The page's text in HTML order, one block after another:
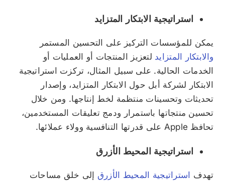
استراتيجية الابتكار المتزايد
يمكن للمؤسسات التركيز على التحسين المستمر
والابتكار المتزايد لتعزيز المنتجات أو العمليات أو
الخدمات الحالية. على سبيل المثال، تركزت استراتيجية
الابتكار لشركة أبل حول الابتكار المتزايد، وإصدار
تحديثات وتحسينات منتظمة لخط إنتاجها. ومن خلال
تحسين منتجاتها باستمرار ودمج تعليقات المستخدمين،
تحافظ Apple على قدرتها التنافسية وولاء عملائها.
استراتيجية المحيط الأزرق
تهدف استراتيجية المحيط الأزرق إلى خلق مساحات